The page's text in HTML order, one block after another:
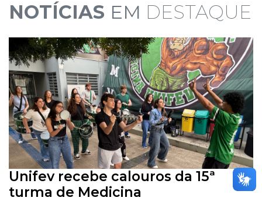
NOTÍCIAS EM DESTAQUE
Unifev recebe calouros da 15ª
turma de Medicina